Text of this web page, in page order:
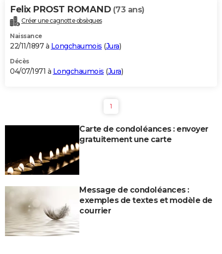
Felix PROST ROMAND (73 ans)
Créer une cagnotte obsèques
Naissance
22/11/1897 à Longchaumois (Jura)
Décès
04/07/1971 à Longchaumois (Jura)
1
Carte de condoléances : envoyer
gratuitement une carte
Message de condoléances :
exemples de textes et modèle de
courrier